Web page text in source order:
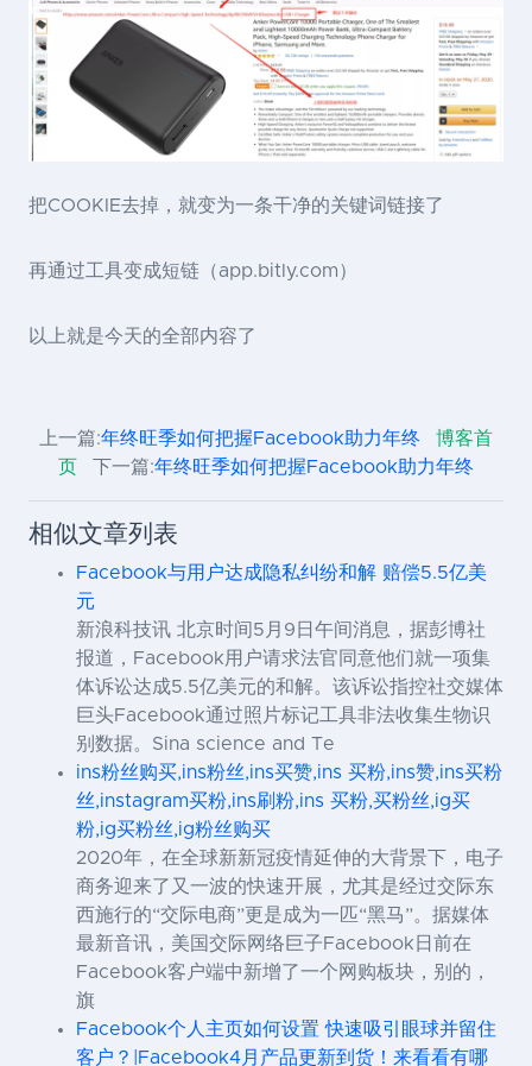
把COOKIE去掉，就变为一条干净的关键词链接了
再通过工具变成短链（app.bitly.com）
以上就是今天的全部内容了
上一篇:年终旺季如何把握Facebook助力年终
博客首
页
下一篇:年终旺季如何把握Facebook助力年终
相似文章列表
Facebook与用户达成隐私纠纷和解 赔偿5.5亿美
元
新浪科技讯 北京时间5月9日午间消息，据彭博社
报道，Facebook用户请求法官同意他们就一项集
体诉讼达成5.5亿美元的和解。该诉讼指控社交媒体
巨头Facebook通过照片标记工具非法收集生物识
别数据。Sina science and Te
ins粉丝购买,ins粉丝,ins买赞,ins 买粉,ins赞,ins买粉
丝,instagram买粉,ins刷粉,ins 买粉,买粉丝,ig买
粉,ig买粉丝,ig粉丝购买
2020年，在全球新新冠疫情延伸的大背景下，电子
商务迎来了又一波的快速开展，尤其是经过交际东
西施行的“交际电商”更是成为一匹“黑马”。据媒体
最新音讯，美国交际网络巨子Facebook日前在
Facebook客户端中新增了一个网购板块，别的，
旗
Facebook个人主页如何设置 快速吸引眼球并留住
客户？|Facebook4月产品更新到货！来看看有哪